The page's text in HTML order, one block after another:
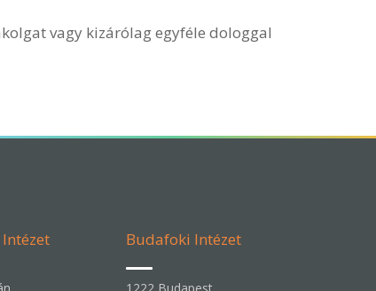
vagy kizárólag egyféle dologgal
Budafoki Intézet